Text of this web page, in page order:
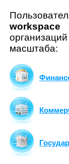
workspace
масштаба: